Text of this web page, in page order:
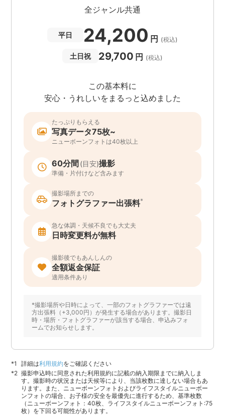
全ジャンル共通
平日 24,200 円 (税込)
土日祝 29,700 円 (税込)
この基本料に
安心・うれしいをまるっと込めました
たっぷりもらえる
写真データ75枚~
ニューボーンフォトは40枚以上
60分間 (目安)撮影
準備・片付けなど含みます
撮影場所までの
フォトグラファー出張料*
急な体調・天候不良でも大丈夫
日時変更料が無料
撮影後でもあんしんの
全額返金保証
適用条件あり
*撮影場所や日時によって、一部のフォトグラファーでは遠
方出張料（+3,000円）が発生する場合があります。撮影日
時・場所・フォトグラファーが該当する場合、申込みフォ
ームでお知らせします。
詳細は利用規約をご確認ください
撮影申込時に同意された利用規約に記載の納入期限までに納入しま
す。撮影時の状況または天候等により、当該枚数に達しない場合もあ
ります。また、ニューボーンフォトおよびライフスタイルニューボー
ンフォトの場合、お子様の安全を最優先に進行するため、基準枚数
（ニューボーンフォト：40枚、ライフスタイルニューボーンフォト:75
枚）を下回る可能性があります。